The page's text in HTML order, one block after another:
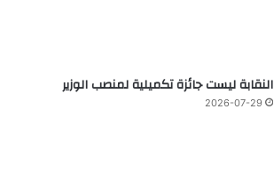
النقابة ليست جائزة تكميلية لمنصب الوزير
2026-07-29